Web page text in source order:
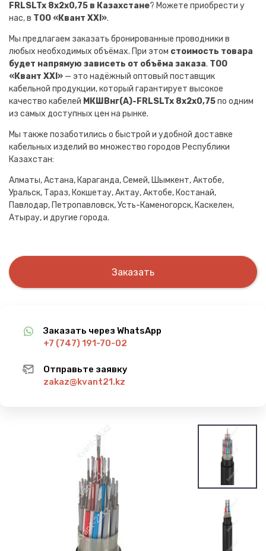
FRLSLTx 8х2х0,75 в Казахстане? Можете приобрести у
нас, в ТОО «Квант XXI».
Мы предлагаем заказать бронированные проводники в
любых необходимых объёмах. При этом стоимость товара
будет напрямую зависеть от объёма заказа. ТОО
«Квант XXI» — это надёжный оптовый поставщик
кабельной продукции, который гарантирует высокое
качество кабелей МКШВнг(A)-FRLSLTx 8х2х0,75по одним
из самых доступных цен на рынке.
Мы также позаботились о быстрой и удобной доставке
кабельных изделий во множество городов Республики
Казахстан:
Алматы, Астана, Караганда, Семей, Шымкент, Актобе,
Уральск, Тараз, Кокшетау, Актау, Актобе, Костанай,
Павлодар, Петропавловск, Усть-Каменогорск, Каскелен,
Атырау, и другие города.
Заказать
Заказать через WhatsApp
+7 (747) 191-70-02
Отправьте заявку
zakaz@kvant21.kz